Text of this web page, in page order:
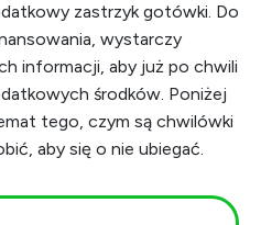
zastrzyk gotówki. Do
wystarczy
informacji, aby już po chwili
środków. Poniżej
tego, czym są chwilówki
aby się o nie ubiegać.